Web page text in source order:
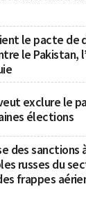
le pacte de
le Pakistan,
exclure le
élections
des sanctions
russes du
frappes